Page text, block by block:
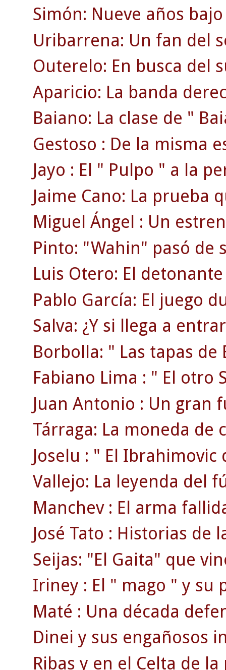
Simón: Nueve años
Uribarrena: Un fan del
Outerelo: En busca del
Aparicio: La banda
Baiano: La clase de "
Gestoso : De la misma
Jayo : El " Pulpo " a la
Jaime Cano: La prueba
Miguel Ángel : Un
Pinto: "Wahin" pasó de
Luis Otero: El
Pablo García: El juego
Salva: ¿Y si llega a
Borbolla: " Las tapas de
Fabiano Lima : " El otro
Juan Antonio : Un gran
Tárraga: La moneda de
Joselu : " El Ibrahimovic
Vallejo: La leyenda del
Manchev : El arma
José Tato : Historias de
Seijas: "El Gaita" que
Iriney : El " mago " y su
Maté : Una década
Dinei y sus engañosos
Ribas y en el Celta de